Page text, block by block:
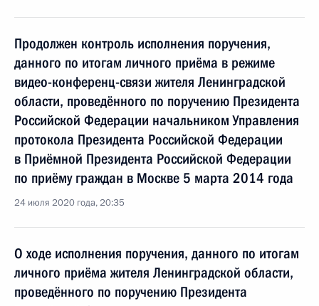
Продолжен контроль исполнения поручения,
данного по итогам личного приёма в режиме
видео-конференц-связи жителя Ленинградской
области, проведённого по поручению Президента
Российской Федерации начальником Управления
протокола Президента Российской Федерации
в Приёмной Президента Российской Федерации
по приёму граждан в Москве 5 марта 2014 года
24 июля 2020 года, 20:35
О ходе исполнения поручения, данного по итогам
личного приёма жителя Ленинградской области,
проведённого по поручению Президента